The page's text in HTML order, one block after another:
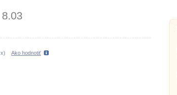
8.03
x) Ako hodnotiť